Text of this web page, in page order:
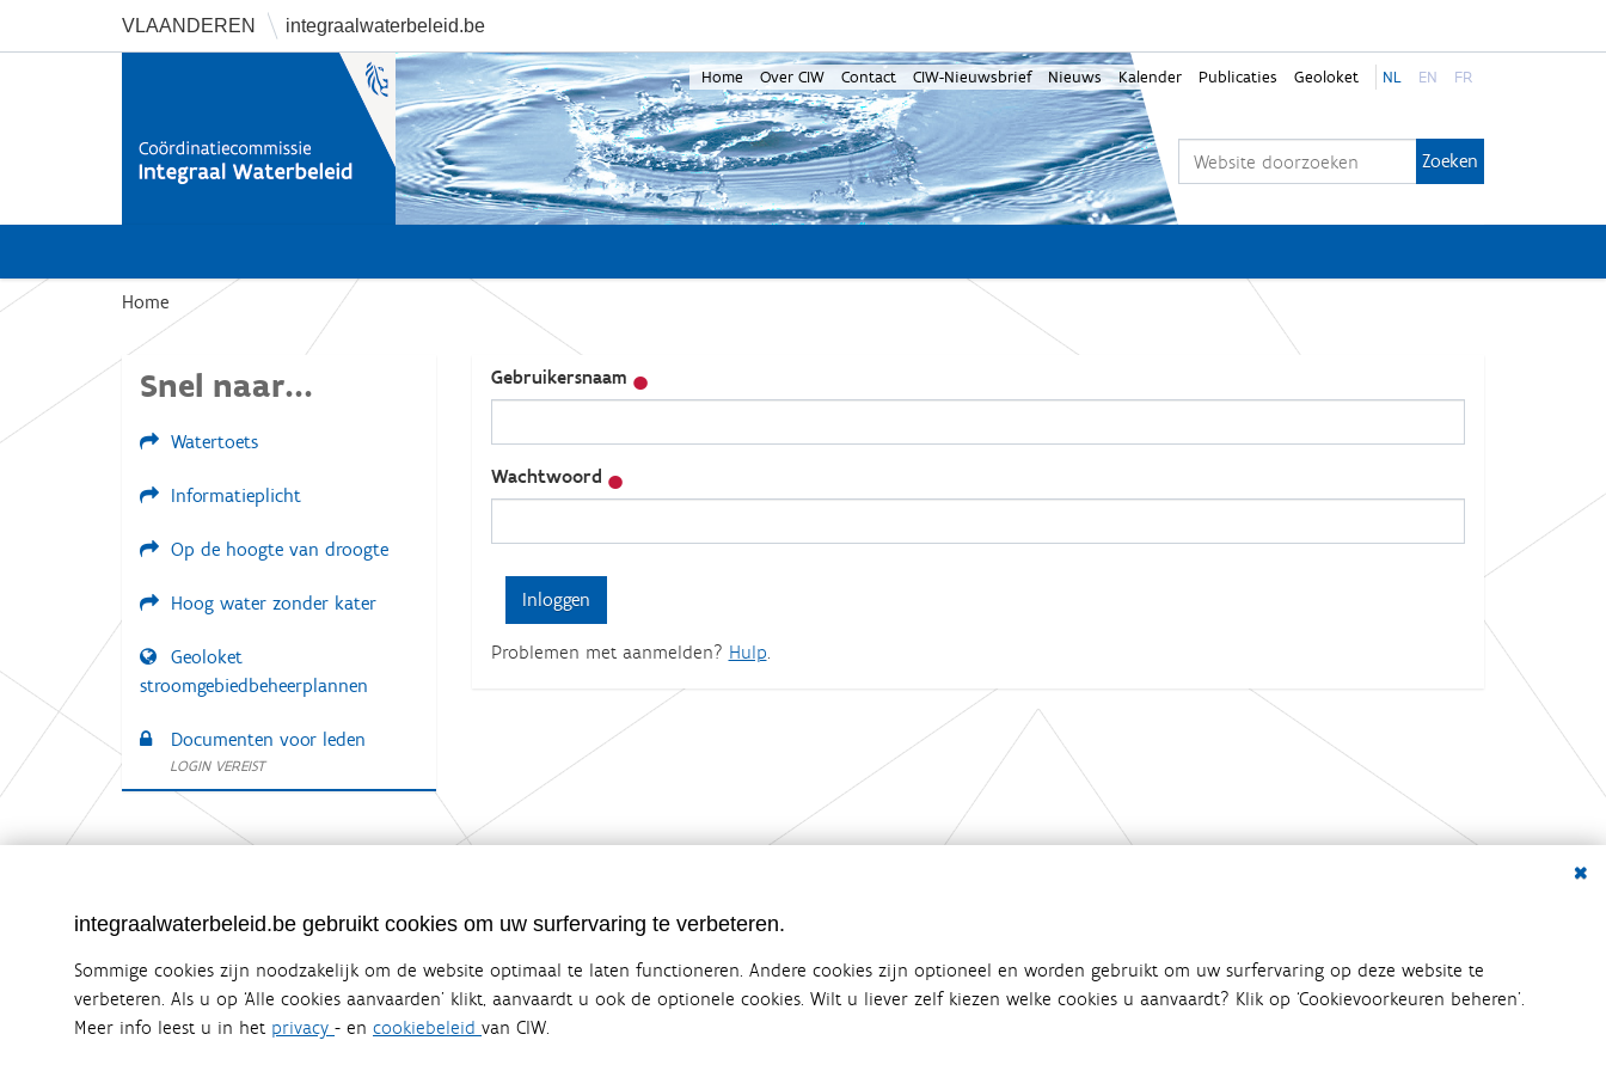
VLAANDEREN integraalwaterbeleid.be
Home Over CIW Contact CIW-Nieuwsbrief Nieuws Kalender Publicaties Geoloket NL EN FR
U
e
Home
Gebruikersnaam
Wachtwoord
Problemen met aanmelden? Hulp
Snel naar...
Watertoets
Informatieplicht
Op de hoogte van droogte
Hoog water zonder kater
Geoloket
stroomgebiedbeheerplannen
Documenten voor leden
LOGIN VEREIST
integraalwaterbeleid.be gebruikt cookies om uw surfervaring te verbeteren.
Sommige cookies zijn noodzakelijk om de website optimaal te laten functioneren. Andere cookies zijn optioneel en worden gebruikt om uw surfervaring op deze website te
verbeteren. Als u op ‘Alle cookies aanvaarden’ klikt, aanvaardt u ook de optionele cookies. Wilt u liever zelf kiezen welke cookies u aanvaardt? Klik op ‘Cookievoorkeuren beheren’.
Meer info leest u in het privacy - en cookiebeleid van CIW.
uitgegeven door Coördinatiecommissie Integraal Waterbeleid
De Coördinatiecommissie Integraal Waterbeleid (CIW) is een overlegplatform van de diverse beleidsdomeinen en bestuursniveaus die bij het waterbeleid betrokken
zijn. Ook waterbedrijven nemen deel aan het overleg. Deze samenwerking zorgt voor een gecoördineerde en geïntegreerde aanpak van het waterbeleid en
waterbeheer in Vlaanderen.